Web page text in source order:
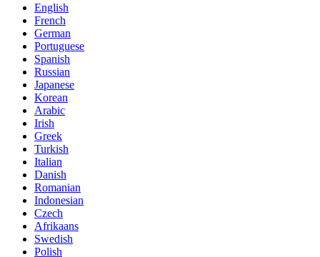
English
French
German
Portuguese
Spanish
Russian
Japanese
Korean
Arabic
Irish
Greek
Turkish
Italian
Danish
Romanian
Indonesian
Czech
Afrikaans
Swedish
Polish